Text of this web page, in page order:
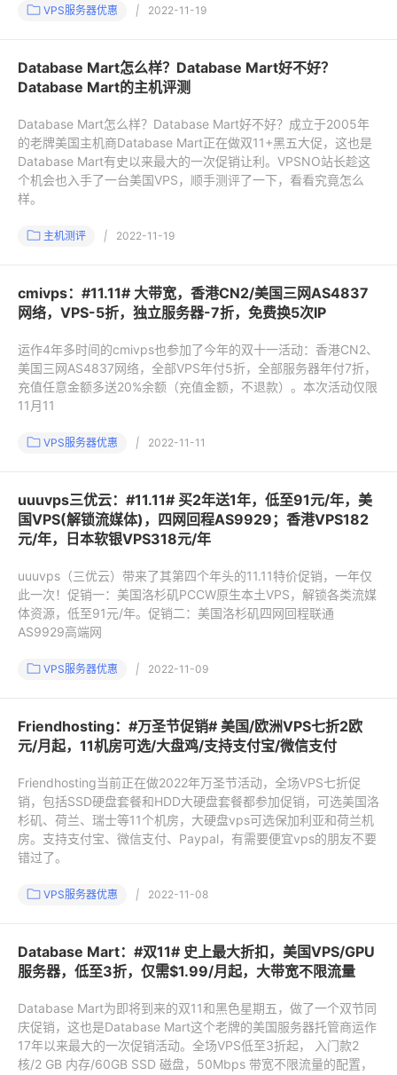
VPS服务器优惠 | 2022-11-19
Database Mart怎么样？Database Mart好不好？
Database Mart的主机评测
Database Mart怎么样？Database Mart好不好？成立于2005年
的老牌美国主机商Database Mart正在做双11+黑五大促，这也是
Database Mart有史以来最大的一次促销让利。VPSNO站长趁这
个机会也入手了一台美国VPS，顺手测评了一下，看看究竟怎么
样。
主机测评 | 2022-11-19
cmivps：#11.11# 大带宽，香港CN2/美国三网AS4837
网络，VPS-5折，独立服务器-7折，免费换5次IP
运作4年多时间的cmivps也参加了今年的双十一活动：香港CN2、
美国三网AS4837网络，全部VPS年付5折，全部服务器年付7折，
充值任意金额多送20%余额（充值金额，不退款）。本次活动仅限
11月11
VPS服务器优惠 | 2022-11-11
uuuvps三优云：#11.11# 买2年送1年，低至91元/年，美
国VPS(解锁流媒体)，四网回程AS9929；香港VPS182
元/年，日本软银VPS318元/年
uuuvps（三优云）带来了其第四个年头的11.11特价促销，一年仅
此一次！促销一：美国洛杉矶PCCW原生本土VPS，解锁各类流媒
体资源，低至91元/年。促销二：美国洛杉矶四网回程联通
AS9929高端网
VPS服务器优惠 | 2022-11-09
Friendhosting：#万圣节促销# 美国/欧洲VPS七折2欧
元/月起，11机房可选/大盘鸡/支持支付宝/微信支付
Friendhosting当前正在做2022年万圣节活动，全场VPS七折促
销，包括SSD硬盘套餐和HDD大硬盘套餐都参加促销，可选美国洛
杉矶、荷兰、瑞士等11个机房，大硬盘vps可选保加利亚和荷兰机
房。支持支付宝、微信支付、Paypal，有需要便宜vps的朋友不要
错过了。
VPS服务器优惠 | 2022-11-08
Database Mart：#双11# 史上最大折扣，美国VPS/GPU
服务器，低至3折，仅需$1.99/月起，大带宽不限流量
Database Mart为即将到来的双11和黑色星期五，做了一个双节同
庆促销，这也是Database Mart这个老牌的美国服务器托管商运作
17年以来最大的一次促销活动。全场VPS低至3折起， 入门款2
核/2 GB 内存/60GB SSD 磁盘，50Mbps 带宽不限流量的配置，